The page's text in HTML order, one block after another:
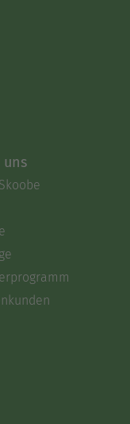
uns